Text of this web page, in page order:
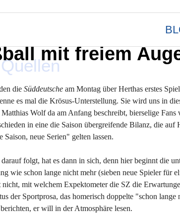
mit freiem
die Süddeutsche am Montag über Herthas erstes
es mal die Krösus-Unterstellung. Sie wird uns in
Wolf da am Anfang beschreibt, bierselige
in eine die Saison übergreifende Bilanz, die
Saison, neue Serien" gelten lassen.
folgt, hat es dann in sich, denn hier beginnt die
wie schon lange nicht mehr (sieben neue Spieler
mit welchem Expektometer die SZ die
der Sportprosa, das homerisch doppelte "schon
er will in der Atmosphäre lesen.